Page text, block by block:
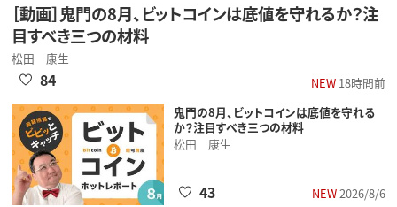
［動画］鬼門の8月、ビットコインは底値を守れるか？注
目すべき三つの材料
松田 康生
NEW18時間前
84
鬼門の8月、ビットコインは底値を守れる
か？注目すべき三つの材料
松田 康生
NEW2026/8/6
43